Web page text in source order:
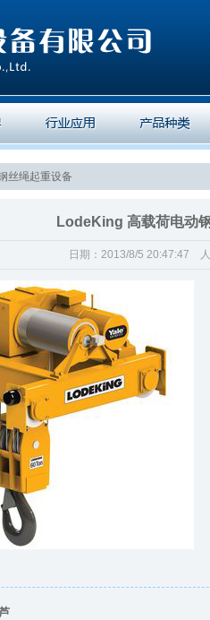
丝绳起重设备
LodeKing 高载荷电动
日期：2013/8/5 20:47:47